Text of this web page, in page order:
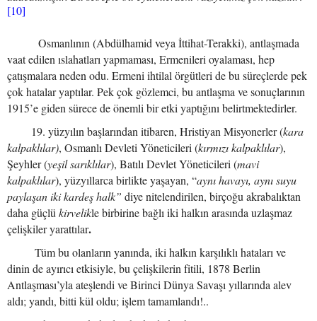
[10]
Osmanlının (Abdülhamid veya İttihat-Terakki), antlaşmada
vaat edilen ıslahatları yapmaması, Ermenileri oyalaması, hep
çatışmalara neden odu. Ermeni ihtilal örgütleri de bu süreçlerde pek
çok hatalar yaptılar. Pek çok gözlemci, bu antlaşma ve sonuçlarının
1915’e giden sürece de önemli bir etki yaptığını belirtmektedirler.
19. yüzyılın başlarından itibaren, Hristiyan Misyonerler (kara
kalpaklılar), Osmanlı Devleti Yöneticileri (kırmızı kalpaklılar),
Şeyhler (yeşil sarıklılar), Batılı Devlet Yöneticileri (mavi
kalpaklılar), yüzyıllarca birlikte yaşayan, “aynı havayı, aynı suyu
paylaşan iki kardeş halk” diye nitelendirilen, birçoğu akrabalıktan
daha güçlü kirvelikle birbirine bağlı iki halkın arasında uzlaşmaz
çelişkiler yarattılar.
Tüm bu olanların yanında, iki halkın karşılıklı hataları ve
dinin de ayırıcı etkisiyle, bu çelişkilerin fitili, 1878 Berlin
Antlaşması’yla ateşlendi ve Birinci Dünya Savaşı yıllarında alev
aldı; yandı, bitti kül oldu; işlem tamamlandı!..